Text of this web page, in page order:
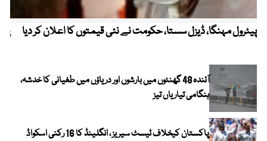
پیٹرول مہنگا، ڈیزل سستا، حکومت نے نئی قیمتوں کا اعلان کر دیا
آئندہ 48 گھنٹوں میں بارشوں اور دریاؤں میں طغیانی کا خدشہ،
ہنگامی تیاریاں تیز
پاکستان کیخلاف ٹیسٹ سیریز ، انگلینڈ کا 16 رکنی اسکواڈ